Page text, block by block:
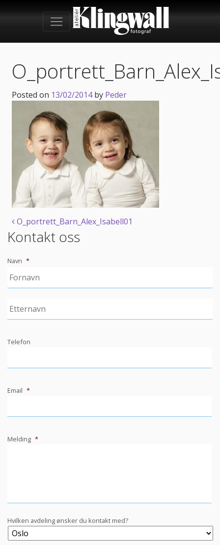
Posted on 13/02/2014by Peder
Post
navigation
O_portrett_Barn_Alex_Isabell01
Kontakt oss
Navn *
Telefon
Email *
Melding *
Hvilken avdeling ønsker du kontakt med?